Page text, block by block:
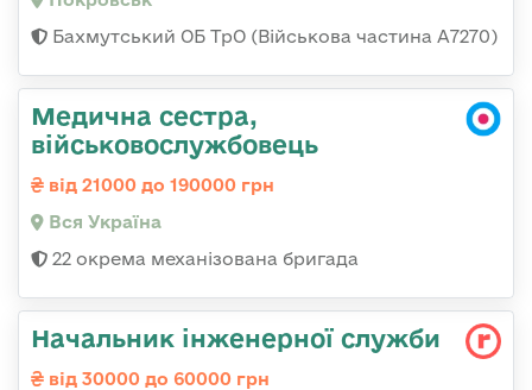
Бахмутський ОБ ТрО (Військова частина А7270)
Медична сестра,
військовослужбовець
від 21000 до 190000 грн
Вся Україна
22 окрема механізована бригада
Начальник інженерної служби
від 30000 до 60000 грн